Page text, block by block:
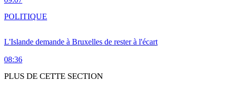
L'Islande demande à Bruxelles de rester à l'écart
08:36
POLITIQUE
PLUS DE CETTE SECTION